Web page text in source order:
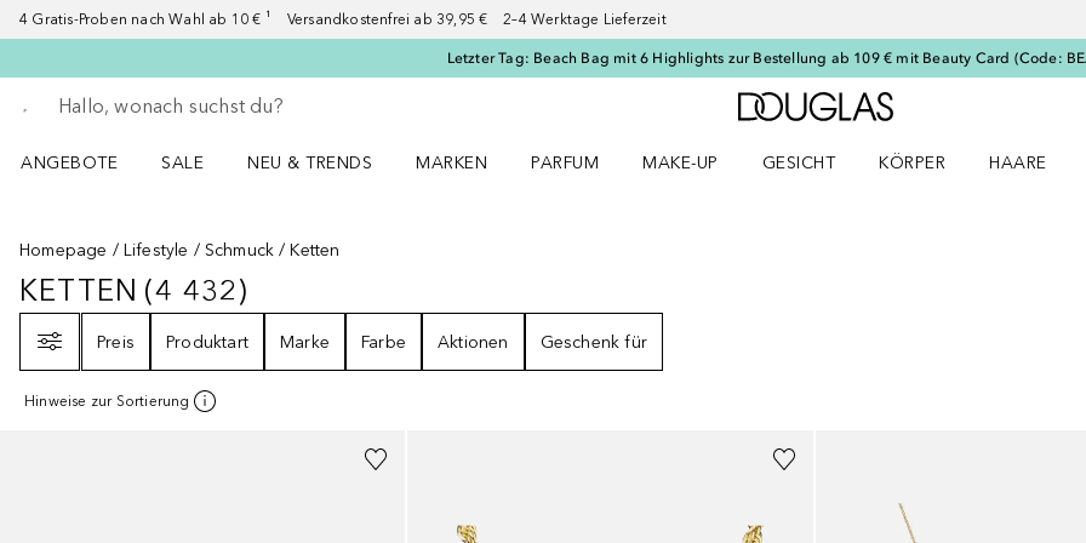
4 Gratis-Proben nach Wahl ab 10 € ¹ Versandkostenfrei ab 39,95 € 2–4 Werktage Lieferzeit
Letzter Tag: Beach Bag mit 6 Highlights zur Bestellung ab 109 € mit Beauty Card (Code:
Gehe zurück
Suche ausführen
Zur Douglas Startseite
ANGEBOTE
SALE
NEU & TRENDS
MARKEN
PARFUM
MAKE-UP
GESICHT
KÖRPER
HAARE
Homepage Lifestyle Schmuck Ketten
KETTEN4432ERGEBNISSE
KETTEN (4 432)
Preis
Produktart Marke Farbe Aktionen Geschenk für
Hinweise zur Sortierung
+1